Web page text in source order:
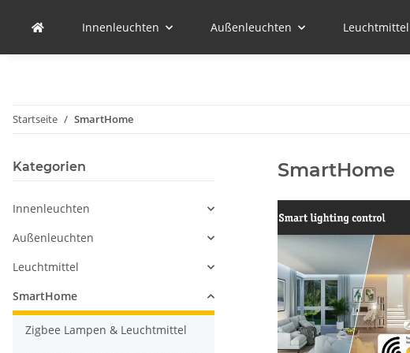
Innenleuchten Außenleuchten Leuchtmittel
Startseite SmartHome
SmartHome
Kategorien
Innenleuchten
Außenleuchten
Leuchtmittel
SmartHome
Zigbee Lampen & Leuchtmittel